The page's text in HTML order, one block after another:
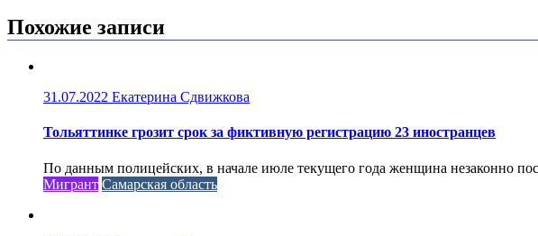
Похожие записи
31.07.2022 Екатерина Сдвижкова
Тольяттинке грозит срок за фиктивную регистрацию 23 иностранцев
По данным полицейских, в начале июле текущего года женщина незаконно
Мигрант Самарская область